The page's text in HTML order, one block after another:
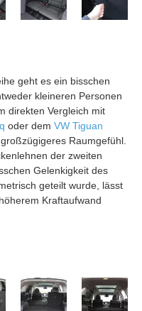
geht es ein bisschen
kleineren Personen
direkten Vergleich mit
oder dem VW Tiguan
Raumgefühl.
der zweiten
Gelenkigkeit des
geteilt wurde, lässt
Kraftaufwand